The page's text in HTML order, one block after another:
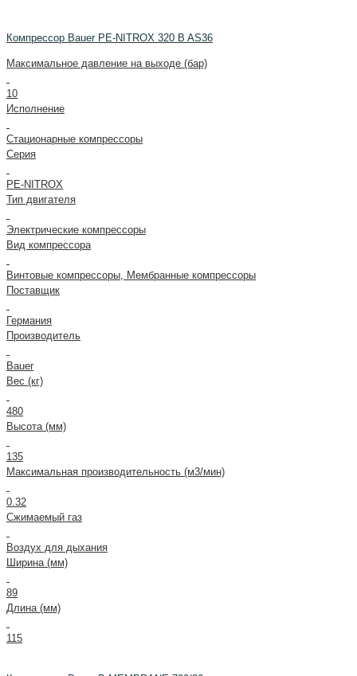
Компрессор Bauer PE-NITROX 320 B AS36
Максимальное давление на выходе (бар)
10
Исполнение
Стационарные компрессоры
Серия
PE-NITROX
Тип двигателя
Электрические компрессоры
Вид компрессора
Винтовые компрессоры, Мембранные компрессоры
Поставщик
Германия
Производитель
Bauer
Вес (кг)
480
Высота (мм)
135
Максимальная производительность (м3/мин)
0.32
Сжимаемый газ
Воздух для дыхания
Ширина (мм)
89
Длина (мм)
115